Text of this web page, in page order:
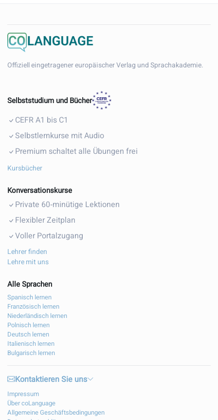
Offiziell eingetragener europäischer Verlag und Sprachakademie.
Selbststudium und Bücher
CEFR A1 bis C1
Selbstlernkurse mit Audio
Premium schaltet alle Übungen frei
Kursbücher
Konversationskurse
Private 60‑minütige Lektionen
Flexibler Zeitplan
Voller Portalzugang
Lehrer finden
Lehre mit uns
Alle Sprachen
Spanisch lernen
Französisch lernen
Niederländisch lernen
Polnisch lernen
Deutsch lernen
Italienisch lernen
Bulgarisch lernen
Kontaktieren Sie uns
Impressum
Über coLanguage
Allgemeine Geschäftsbedingungen